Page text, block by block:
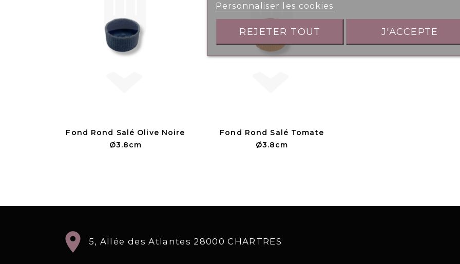
Fond Rond Salé Olive Noire
Ø3.8cm
Fond Rond Salé Tomate
Ø3.8cm
location_on 5, Allée des Atlantes 28000 CHARTRES
Personnaliser les cookies
REJETER TOUT J'ACCEPTE